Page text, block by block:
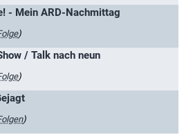
- Mein ARD-Nachmittag
)
/ Talk nach neun
)
)